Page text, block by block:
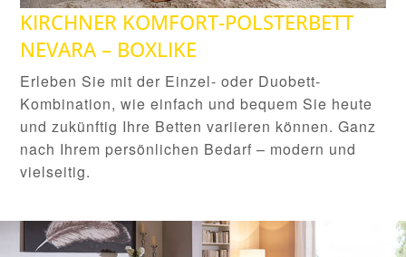
KIRCHNER KOMFORT-POLSTERBETT
NEVARA – BOXLIKE
Erleben Sie mit der Einzel- oder Duobett-
Kombination, wie einfach und bequem Sie heute
und zukünftig Ihre Betten variieren können. Ganz
nach Ihrem persönlichen Bedarf – modern und
vielseitig.